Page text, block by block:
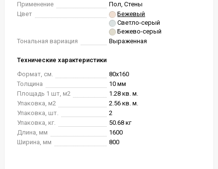
Применение
Пол, Стены
Цвет
Бежевый
Светло-серый
Бежево-серый
Тональная вариация
Выраженная
Технические характеристики
Формат, см.
80x160
Толщина
10 мм
Площадь 1 шт, м2
1.28 кв. м.
Упаковка, м2
2.56 кв. м.
Упаковка, шт.
2
Упаковка, кг.
50.68 кг
Длина, мм
1600
Ширина, мм
800